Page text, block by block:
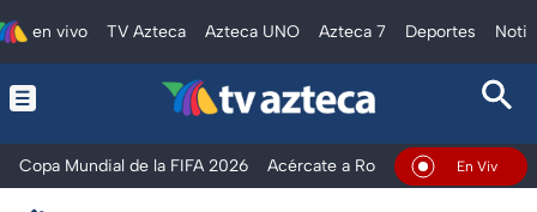
en vivo TV Azteca Azteca UNO Azteca 7 Deportes
Copa Mundial de la FIFA 2026 Acércate a Rocío Ventaneando
En Vivo